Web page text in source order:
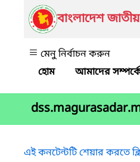
বাংলাদেশ
মেনু নির্বাচন করুন
আমাদের
এই কনটেন্টটি শেয়ার করতে